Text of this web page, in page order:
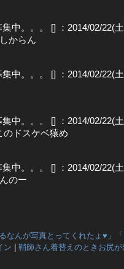
中。。。 [] ：2014/02/22(
からん
中。。。 [] ：2014/02/22(
中。。。 [] ：2014/02/22(
のドスケベ猿め
中。。。 [] ：2014/02/22(
のー
なんが写真とってくれたょ♥」
ン 鞘師さん着替えのときお尻